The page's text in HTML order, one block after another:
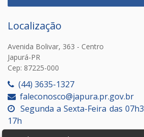
Localização
Avenida Bolivar, 363 - Centro
Japurá-PR
Cep: 87225-000
(44) 3635-1327
faleconosco@japura.pr.gov.br
Segunda a Sexta-Feira das
17h